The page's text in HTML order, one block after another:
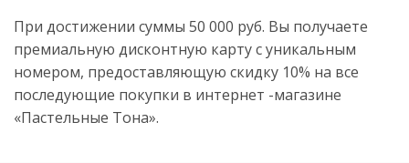
При достижении суммы 50 000 руб. Вы получаете
премиальную дисконтную карту с уникальным
номером, предоставляющую скидку 10% на все
последующие покупки в интернет -магазине
«Пастельные Тона».